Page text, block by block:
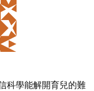
科學能解開育兒的難